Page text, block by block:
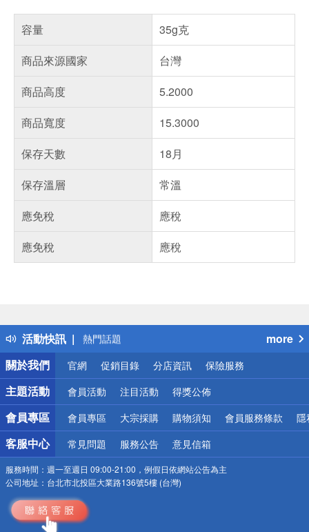
容量
35g克
商品來源國家
台灣
商品高度
5.2000
商品寬度
15.3000
保存天數
18月
保存溫層
常溫
應免稅
應稅
應免稅
應稅
活動快訊
得獎公告
熱門話題
銀行優惠
偏遠地區配送
詐騙網頁！請小心！
more
關於我們
官網 促銷目錄 分店資訊 保險服務
主題活動 會員活動 注目活動 得獎公佈
會員專區 會員專區 大宗採購 購物須知 會員服務條款 隱
客服中心 常見問題 服務公告 意見信箱
服務時間： 週一至週日 09:00-21:00，例假日依網站公告為主
公司地址： 台北市北投區大業路136號5樓 (台灣)